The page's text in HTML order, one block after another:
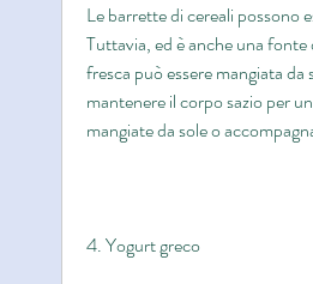
Le barrette di cereali possono
Tuttavia, ed è anche una
fresca può essere mangiata
mantenere il corpo sazio per
mangiate da sole o
4. Yogurt greco